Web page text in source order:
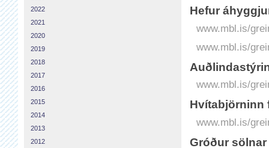
Hefur
www.mbl.is/
www.mbl.is/
www.mbl.is/
Hvítabjörninn
www.mbl.is/
Gróður
2022
2021
2020
2019
2018
2017
2016
2015
2014
2013
2012